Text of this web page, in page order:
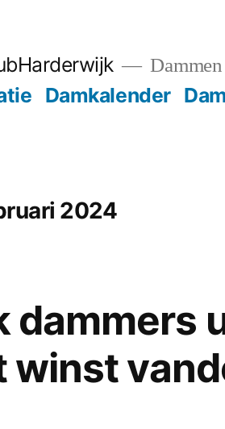
Damkalender
2024
dammers
winst